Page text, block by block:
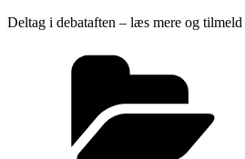
Deltag i debataften – læs mere og tilmeld